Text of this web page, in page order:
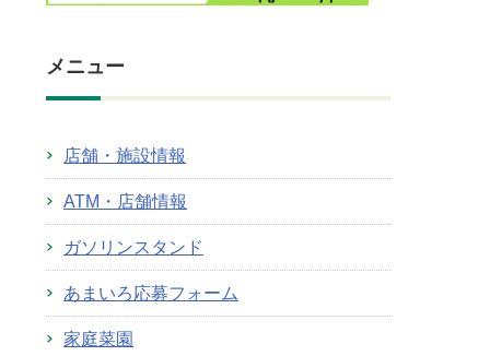
メニュー
店舗・施設情報
ATM・店舗情報
ガソリンスタンド
あまいろ応募フォーム
家庭菜園